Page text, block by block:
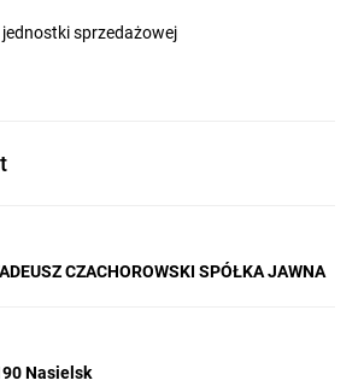
jednostki sprzedażowej
CZACHOROWSKI SPÓŁKA JAWNA
Nasielsk